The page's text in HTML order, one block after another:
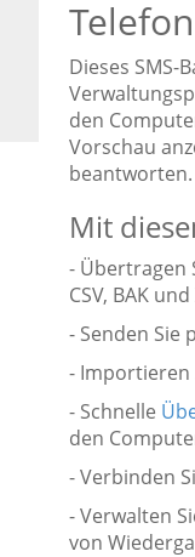
Dieses SMS-
den
Vorschau
beantworten.
Mit
- Übertragen
CSV, BAK und
- Senden Sie
- Importieren
- Schnelle
den
- Verbinden
- Verwalten
von